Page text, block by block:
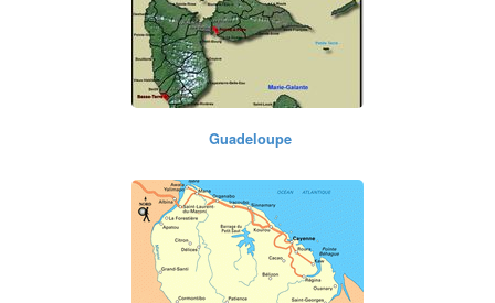
LES RÉGIONS
Guadeloupe